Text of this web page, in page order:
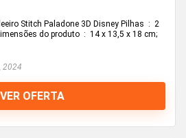
Stitch Paladone 3D Disney Pilhas ‏ : ‎ 2
produto ‏ : ‎ 14 x 13,5 x 18 cm;
2024
VER OFERTA